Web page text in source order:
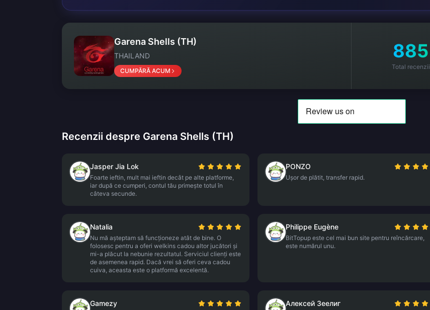
Garena Shells (TH)
THAILAND
CUMPĂRĂ ACUM
885
Total recenzii
Recenzii despre Garena Shells (TH)
Jasper Jia Lok
Foarte ieftin, mult mai ieftin decât pe alte platforme,
iar după ce cumperi, contul tău primește totul în
câteva secunde.
PONZO
Ușor de plătit, transfer rapid.
Natalia
Nu mă așteptam să funcționeze atât de bine. O
folosesc pentru a oferi welkins cadou altor jucători și
mi-a plăcut la nebunie rezultatul. Serviciul clienți este
de asemenea rapid. Dacă vrei să oferi ceva cadou
cuiva, aceasta este o platformă excelentă.
Philippe Eugène
BitTopup este cel mai bun site pentru reîncărcare,
este numărul unu.
Gamezy Алексей Зеелиг